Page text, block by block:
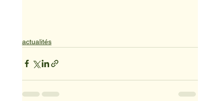
actualités